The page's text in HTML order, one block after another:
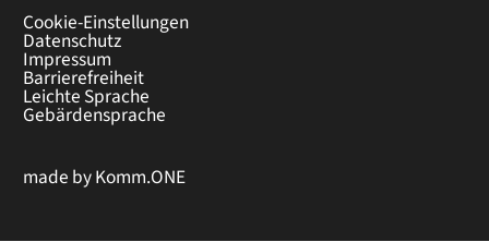
Cookie-Einstellungen
Datenschutz
Impressum
Barrierefreiheit
Leichte Sprache
Gebärdensprache
made byKomm.ONE